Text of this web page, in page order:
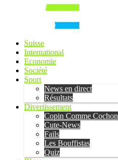
Suisse
International
Economie
Société
Sport
News en direct
Résultats
Divertissement
Copin Comme Cochon
Cute-News
Fails
Les Bouffistas
Quiz